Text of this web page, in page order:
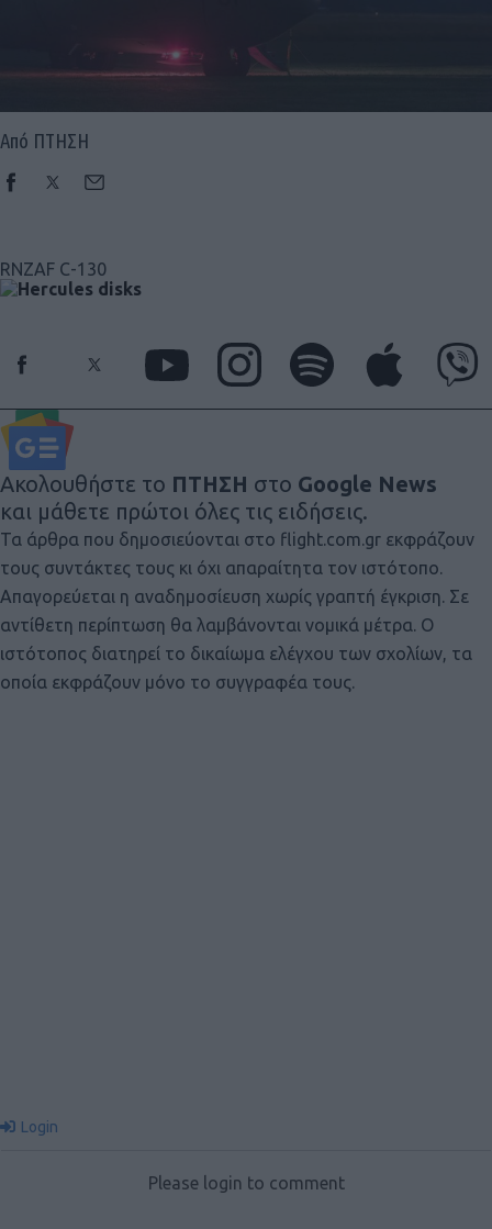
Από ΠΤΗΣΗ
RNZAF C-130
Ακολουθήστε το ΠΤΗΣΗ στο Google News
και μάθετε πρώτοι όλες τις ειδήσεις.
Τα άρθρα που δημοσιεύονται στο flight.com.gr εκφράζουν
τους συντάκτες τους κι όχι απαραίτητα τον ιστότοπο.
Απαγορεύεται η αναδημοσίευση χωρίς γραπτή έγκριση. Σε
αντίθετη περίπτωση θα λαμβάνονται νομικά μέτρα. Ο
ιστότοπος διατηρεί το δικαίωμα ελέγχου των σχολίων, τα
οποία εκφράζουν μόνο το συγγραφέα τους.
Login
Please login to comment